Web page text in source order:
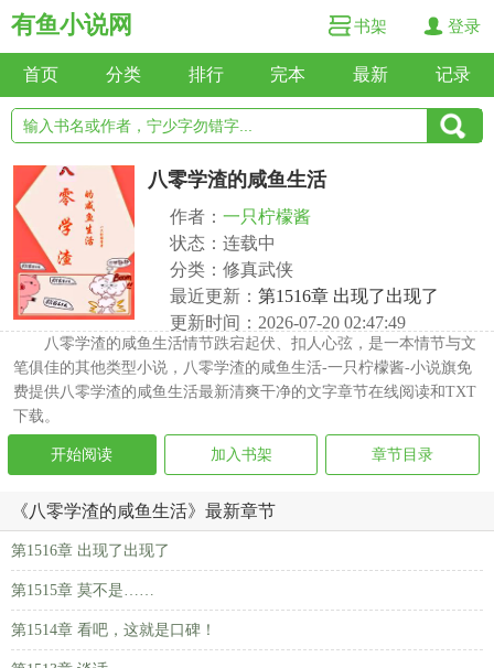
有鱼小说网 书架 登录
首页 分类 排行 完本 最新 记录
八零学渣的咸鱼生活
作者： 一只柠檬酱
状态：连载中
分类：修真武侠
最近更新： 第1516章 出现了出现了
更新时间：2026-07-20 02:47:49
八零学渣的咸鱼生活情节跌宕起伏、扣人心弦，是一本情节与文
笔俱佳的其他类型小说，八零学渣的咸鱼生活-一只柠檬酱-小说旗免
费提供八零学渣的咸鱼生活最新清爽干净的文字章节在线阅读和TXT
下载。
开始阅读 加入书架 章节目录
《八零学渣的咸鱼生活》最新章节
第1516章 出现了出现了
第1515章 莫不是……
第1514章 看吧，这就是口碑！